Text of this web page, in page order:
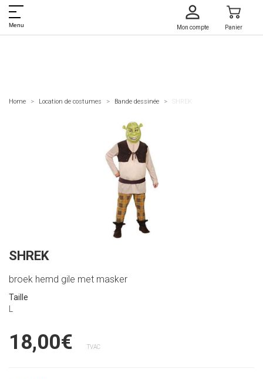
Menu Mon compte Panier
Home Location de costumes Bande dessinée SHREK
SHREK
broek hemd gile met masker
Taille
18,00€ TVAC